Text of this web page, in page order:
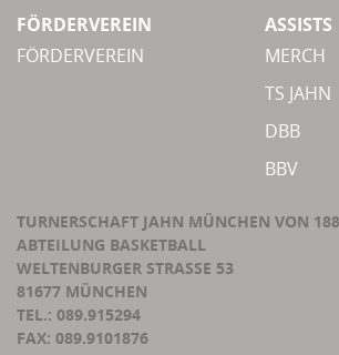
FÖRDERVEREIN
FÖRDERVEREIN
ASSISTS
MERCH
TS JAHN
DBB
BBV
TURNERSCHAFT JAHN MÜNCHEN VON
ABTEILUNG BASKETBALL
WELTENBURGER STRASSE 53
81677 MÜNCHEN
TEL.: 089.915294
FAX: 089.9101876